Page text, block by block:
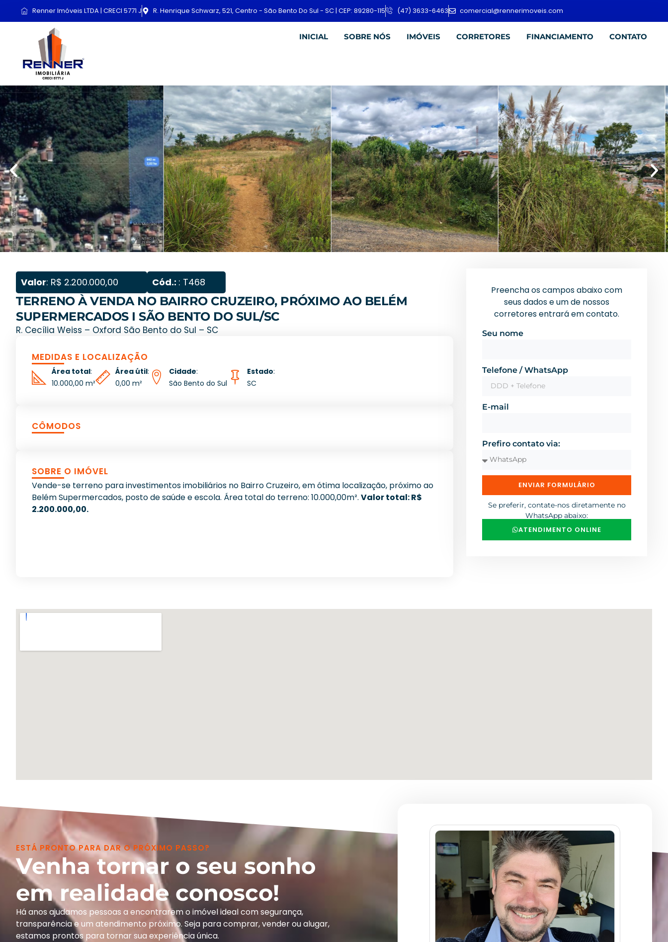
Renner Imóveis LTDA | CRECI 5771 J R. Henrique Schwarz, 521, Centro - São Bento Do Sul - SC | CEP: 89280-115 (47) 3633-6463 comercial@rennerimoveis.com
INICIAL SOBRE NÓS IMÓVEIS CORRETORES FINANCIAMENTO CONTATO
Valor: R$ 2.200.000,00 Cód.: : T468
TERRENO À VENDA NO BAIRRO CRUZEIRO, PRÓXIMO AO BELÉM
SUPERMERCADOS I SÃO BENTO DO SUL/SC
R. Cecília Weiss – Oxford São Bento do Sul – SC
MEDIDAS E LOCALIZAÇÃO
Área total:
10.000,00 m²
Área útil:
0,00 m²
Cidade:
São Bento do Sul
Estado:
SC
CÔMODOS
SOBRE O IMÓVEL
Vende-se terreno para investimentos imobiliários no Bairro Cruzeiro, em ótima localização, próximo ao
Belém Supermercados, posto de saúde e escola. Área total do terreno: 10.000,00m². Valor total: R$
2.200.000,00.
Preencha os campos abaixo com
seus dados e um de nossos
corretores entrará em contato.
Seu nome
Telefone / WhatsApp
E-mail
Prefiro contato via:
ENVIAR FORMULÁRIO
Se preferir, contate-nos diretamente no
WhatsApp abaixo:
ATENDIMENTO ONLINE
ESTÁ PRONTO PARA DAR O PRÓXIMO PASSO?
Venha tornar o seu sonho
em realidade conosco!
Há anos ajudamos pessoas a encontrarem o imóvel ideal com segurança,
transparência e um atendimento próximo. Seja para comprar, vender ou alugar,
estamos prontos para tornar sua experiência única.